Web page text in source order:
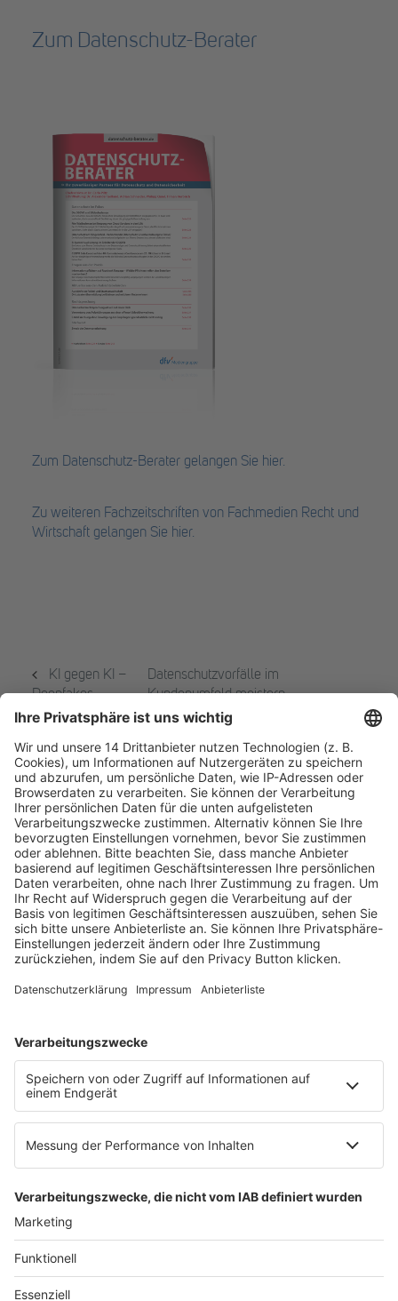
Zum Datenschutz-Berater
Zum Datenschutz-Berater gelangen Sie hier.
Zu weiteren Fachzeitschriften von Fachmedien Recht und
Wirtschaft gelangen Sie hier.
KI gegen KI –
Deepfakes
erkennen und
Datenschutzvorfälle im
Kundenumfeld meistern –
Handlungsleitfaden für Marketing,
Fachmedien Recht und Wirtschaft
Ein Fachbereich der
dfv Mediengruppe
Mainzer Landstr. 251
60326 Frankfurt am Main
E-Mail:info@ruw.de
Web:https://www.ruw.de
AGB
Datenschutzerklärung
Genderhinweis
Cookie-Einstellungen